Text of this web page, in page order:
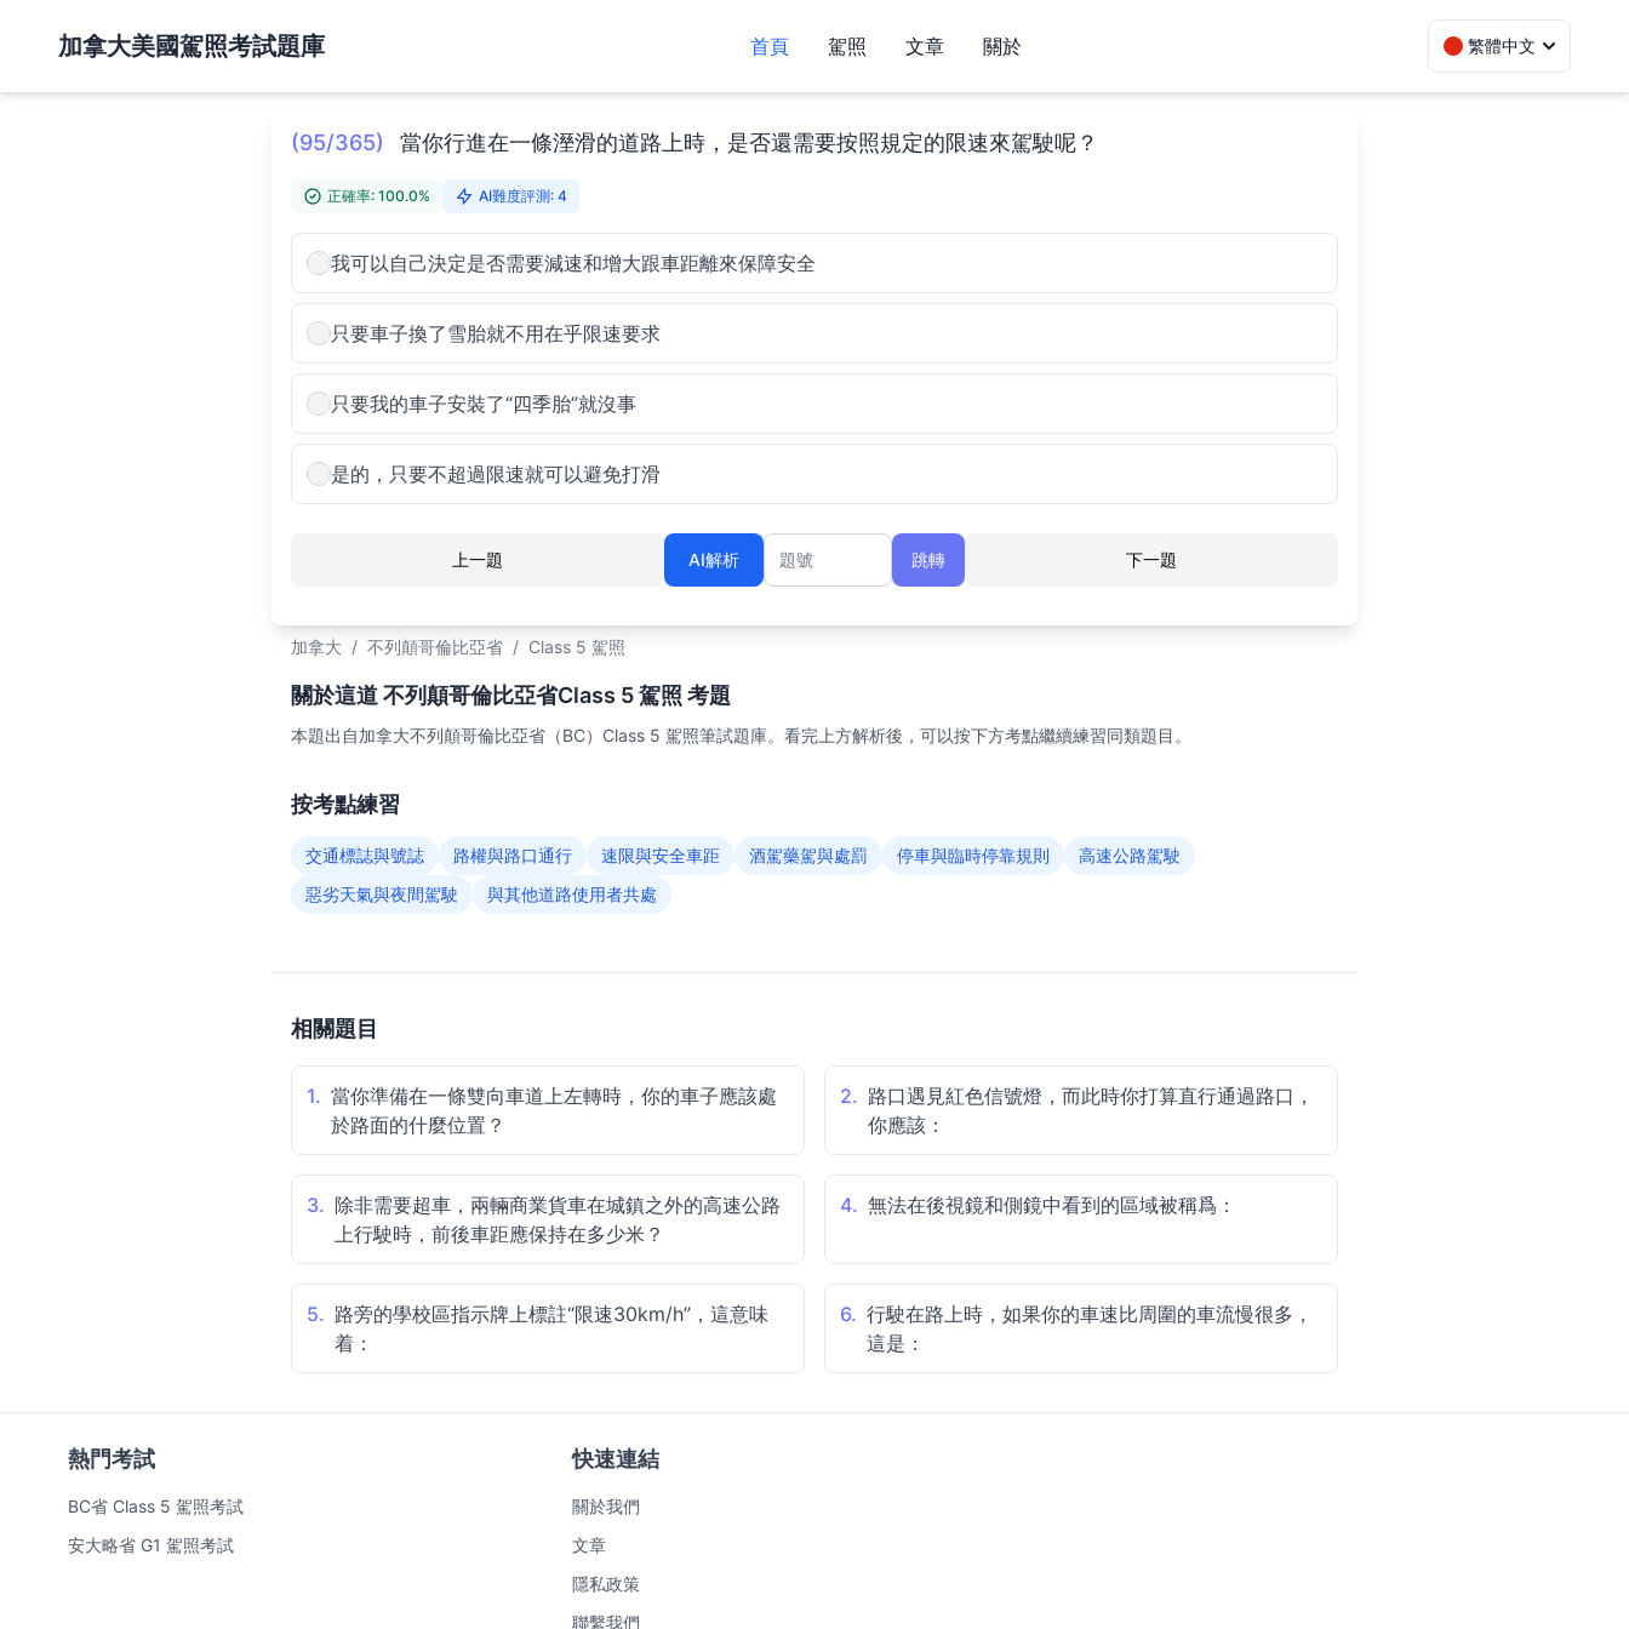
加拿大美國駕照考試題庫 繁體中文
首頁 駕照 文章 關於
(95/365) 當你行進在一條溼滑的道路上時，是否還需要按照規定的限速來駕駛呢？
正確率: 100.0% AI難度評測: 4
我可以自己決定是否需要減速和增大跟車距離來保障安全
只要車子換了雪胎就不用在乎限速要求
只要我的車子安裝了“四季胎”就沒事
是的，只要不超過限速就可以避免打滑
上一題 下一題
AI解析
題號
跳轉
加拿大 / 不列顛哥倫比亞省 / Class 5 駕照
關於這道 不列顛哥倫比亞省Class 5 駕照 考題
本題出自加拿大不列顛哥倫比亞省（BC）Class 5 駕照筆試題庫。看完上方解析後，可以按下方考點繼續練習同類題目。
按考點練習
交通標誌與號誌 路權與路口通行 速限與安全車距 酒駕藥駕與處罰 停車與臨時停靠規則
高速公路駕駛
惡劣天氣與夜間駕駛
與其他道路使用者共處
相關題目
1. 當你準備在一條雙向車道上左轉時，你的車子應該處
於路面的什麼位置？
2. 路口遇見紅色信號燈，而此時你打算直行通過路口，
你應該：
3. 除非需要超車，兩輛商業貨車在城鎮之外的高速公路
上行駛時，前後車距應保持在多少米？
4. 無法在後視鏡和側鏡中看到的區域被稱爲：
5. 路旁的學校區指示牌上標註“限速30km/h”，這意味
着：
6. 行駛在路上時，如果你的車速比周圍的車流慢很多，
這是：
熱門考試
BC省 Class 5 駕照考試
安大略省 G1 駕照考試
快速連結
關於我們
文章
隱私政策
聯繫我們